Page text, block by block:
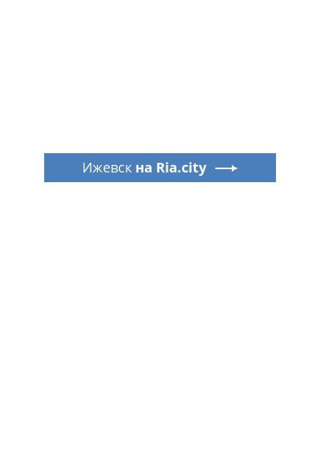
Ижевск на Ria.city